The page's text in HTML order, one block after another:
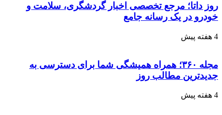
روز داتا؛ مرجع تخصصی اخبار گردشگری، سلامت و
خودرو در یک رسانه جامع
4 هفته پیش
مجله ۳۶۰؛ همراه همیشگی شما برای دسترسی به
جدیدترین مطالب روز
4 هفته پیش